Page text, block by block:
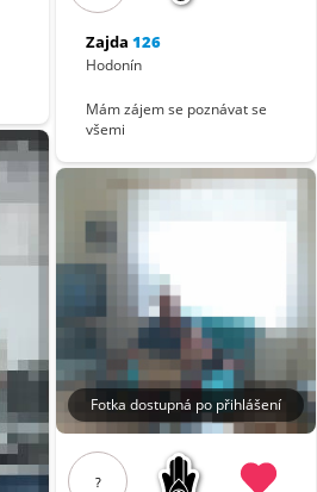
Zajda 126
Hodonín
Mám zájem se poznávat se
všemi
Fotka dostupná po přihlášení
?